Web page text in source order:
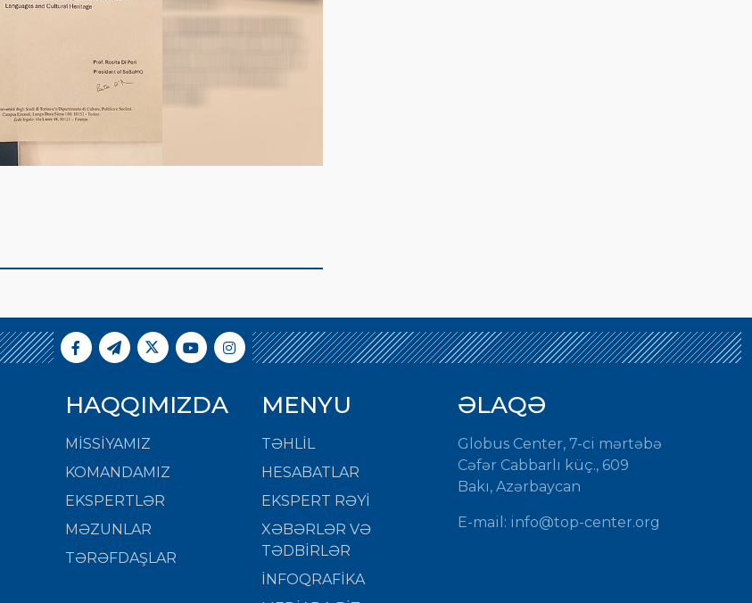
HAQQIMIZDA
MISSIYAMIZ
KOMANDAMIZ
EKSPERTLƏR
MƏZUNLAR
TƏRƏFDAŞLAR
MENYU
TƏHLİL
HESABATLAR
EKSPERT RƏYİ
XƏBƏRLƏR VƏ
TƏDBİRLƏR
İNFOQRAFİKA
ƏLAQƏ
Globus Center, 7-ci mərtəbə
Cəfər Cabbarlı küç., 609
Bakı, Azərbaycan
E-mail: info@top-center.org